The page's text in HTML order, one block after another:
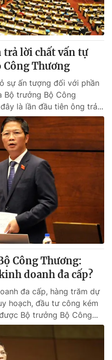
nếu không có sự chấp
VTV.vn khi phát hành lại
trả lời chất vấn tự
Thương
sự ấn tượng đối với phần
trưởng Bộ Công
là lần đầu tiên ông trả...
Công Thương:
doanh đa cấp?
đa cấp, hàng trăm dự
hoạch, đầu tư công kém
Bộ trưởng Bộ Công...